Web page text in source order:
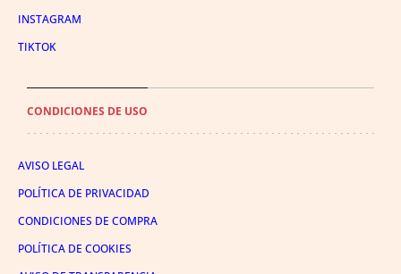
INSTAGRAM
TIKTOK
CONDICIONES DE USO
AVISO LEGAL
POLÍTICA DE PRIVACIDAD
CONDICIONES DE COMPRA
POLÍTICA DE COOKIES